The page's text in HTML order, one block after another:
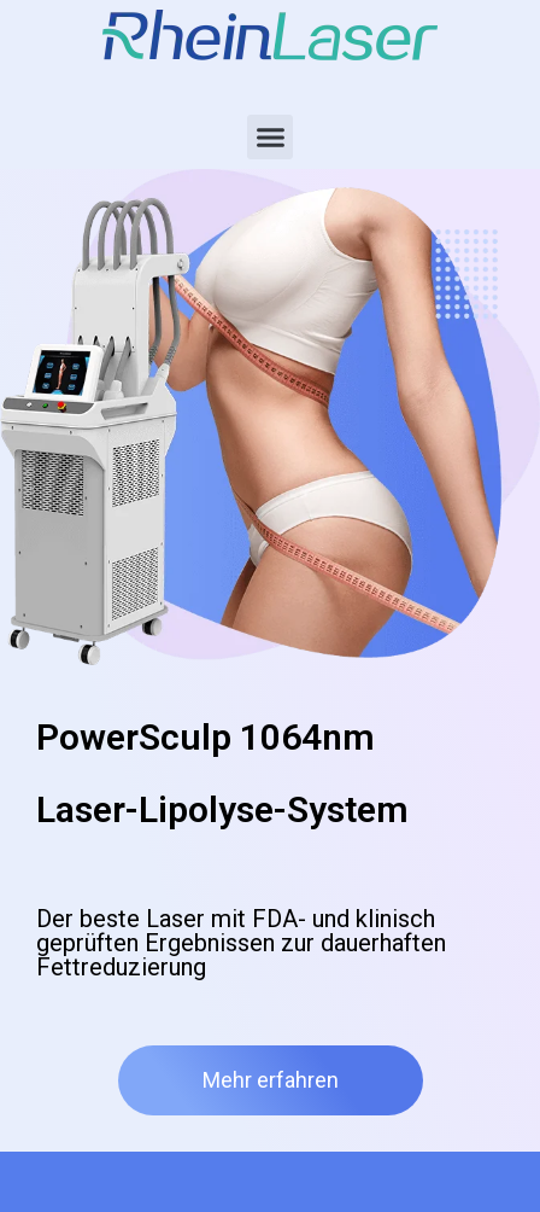
PowerSculp 1064nm
Laser-Lipolyse-System
Der beste Laser mit FDA- und klinisch
geprüften Ergebnissen zur dauerhaften
Fettreduzierung
Mehr erfahren